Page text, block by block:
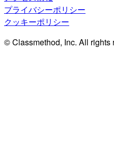
プライバシーポリシー
クッキーポリシー
© Classmethod, Inc. All rights